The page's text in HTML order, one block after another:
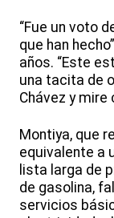
“Fue un voto
que han
años. “Este
una tacita de
Chávez y
Montiya, que
equivalente a
lista larga de
de gasolina,
servicios